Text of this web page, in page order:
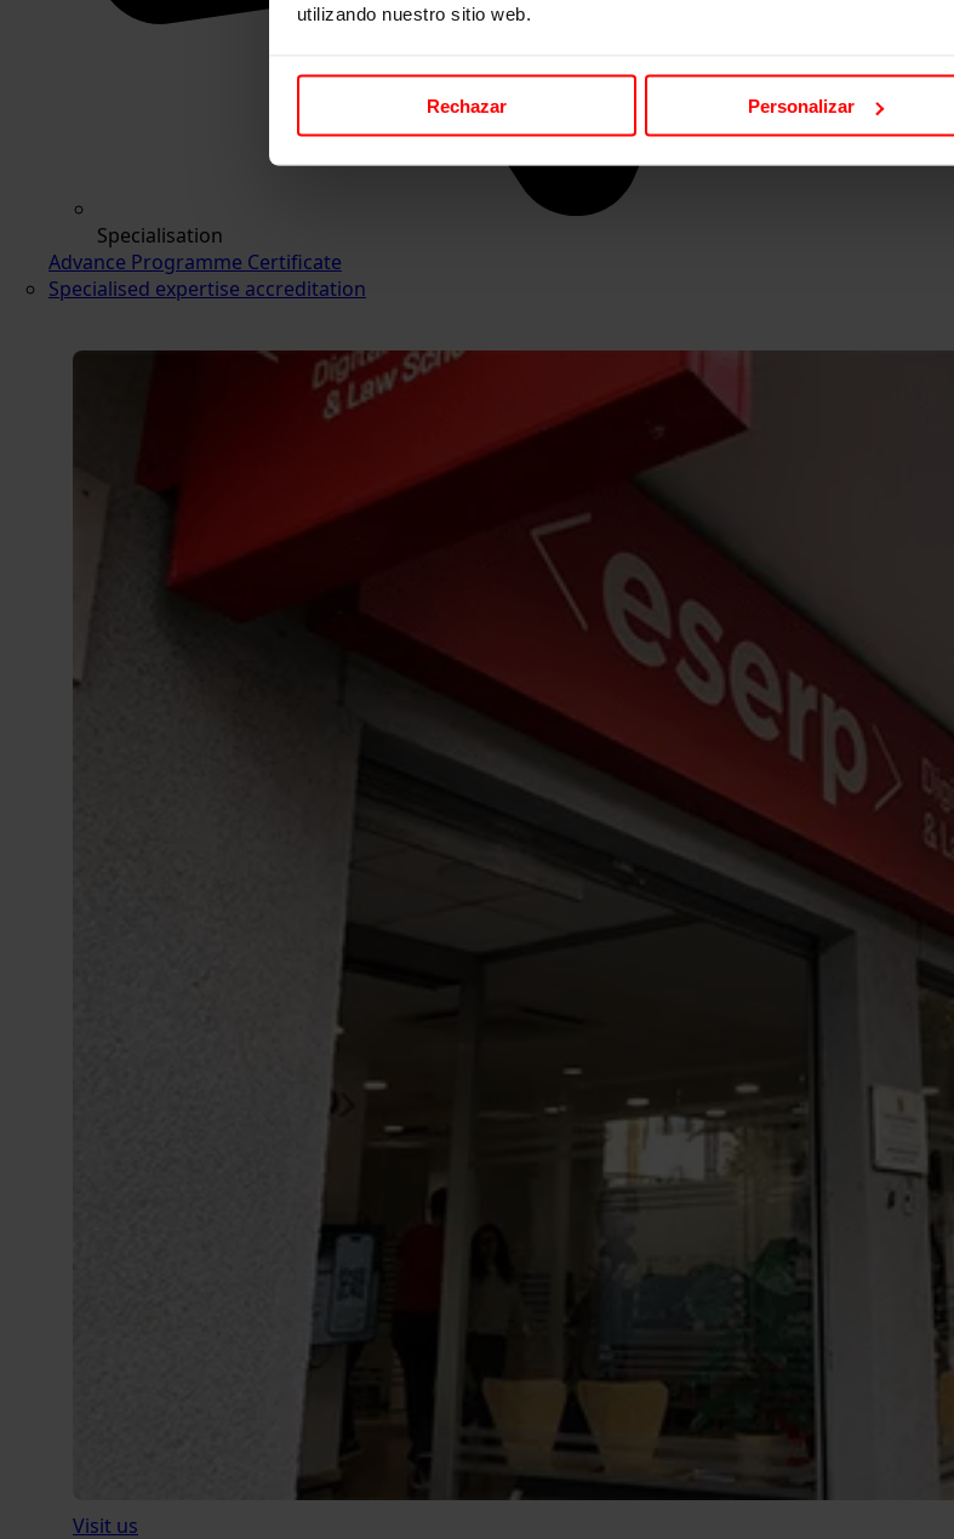
utilizando nuestro sitio web.
Rechazar Personalizar
Specialisation
Advance Programme Certificate
Specialised expertise accreditation
Visit us